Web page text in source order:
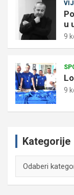
u
9
9
Kategorije